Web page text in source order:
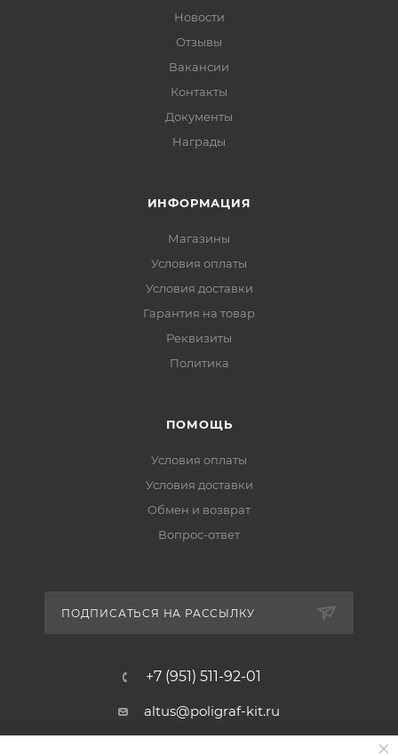
Новости
Отзывы
Вакансии
Контакты
Документы
Награды
ИНФОРМАЦИЯ
Магазины
Условия оплаты
Условия доставки
Гарантия на товар
Реквизиты
Политика
ПОМОЩЬ
Условия оплаты
Условия доставки
Обмен и возврат
Вопрос-ответ
ПОДПИСАТЬСЯ НА РАССЫЛКУ
+7 (951) 511-92-01
altus@poligraf-kit.ru